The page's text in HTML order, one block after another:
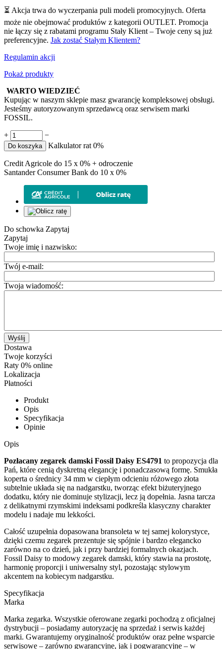
⏳ Akcja trwa do wyczerpania puli modeli promocyjnych. Oferta
może nie obejmować produktów z kategorii OUTLET. Promocja
nie łączy się z rabatami programu Stały Klient – Twoje ceny są już
preferencyjne. Jak zostać Stałym Klientem?
Regulamin akcji
Pokaż produkty
WARTO WIEDZIEĆ
Kupując w naszym sklepie masz gwarancję kompleksowej obsługi.
Jesteśmy autoryzowanym sprzedawcą oraz serwisem marki
FOSSIL.
+ −
Do koszyka Kalkulator rat 0%
Credit Agricole do 15 x 0% + odroczenie
Santander Consumer Bank do 10 x 0%
Do schowka Zapytaj
Zapytaj
Twoje imię i nazwisko:
Twój e-mail:
Twoja wiadomość:
Wyślij
Dostawa
Twoje korzyści
Raty 0% online
Lokalizacja
Płatności
Produkt
Opis
Specyfikacja
Opinie
Opis
Pozłacany zegarek damski Fossil Daisy ES4791 to propozycja dla
Pań, które cenią dyskretną elegancję i ponadczasową formę. Smukła
koperta o średnicy 34 mm w ciepłym odcieniu różowego złota
subtelnie układa się na nadgarstku, tworząc efekt biżuteryjnego
dodatku, który nie dominuje stylizacji, lecz ją dopełnia. Jasna tarcza
z delikatnymi rzymskimi indeksami podkreśla klasyczny charakter
modelu i nadaje mu lekkości.
Całość uzupełnia dopasowana bransoleta w tej samej kolorystyce,
dzięki czemu zegarek prezentuje się spójnie i bardzo elegancko
zarówno na co dzień, jak i przy bardziej formalnych okazjach.
Fossil Daisy to modowy zegarek damski, który stawia na prostotę,
harmonię proporcji i uniwersalny styl, pozostając stylowym
akcentem na kobiecym nadgarstku.
Specyfikacja
Marka
Marka zegarka. Wszystkie oferowane zegarki pochodzą z oficjalnej
dystrybucji – posiadamy autoryzację na sprzedaż i serwis każdej
marki. Gwarantujemy oryginalność produktów oraz pełne wsparcie
serwisowe – zarówno gwarancyjne, jak i pogwarancyjne – w